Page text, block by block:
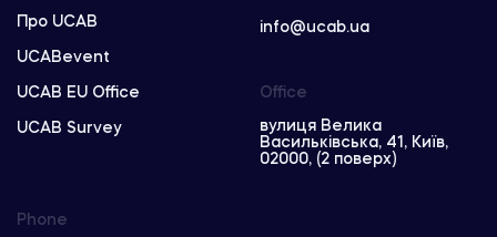
Про UCAB
UCABevent
UCAB EU Office
UCAB Survey
info@ucab.ua
Phone
Office
вулиця Велика
Васильківська, 41, Київ,
02000, (2 поверх)